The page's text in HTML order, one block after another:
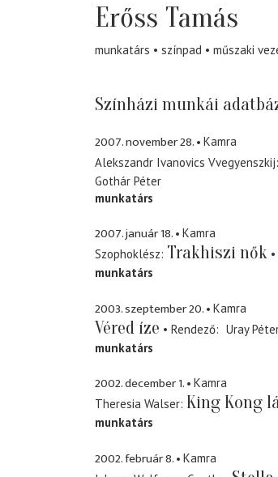
Erőss Tamás
munkatárs színpad műszaki
Színházi munkái
2007. november 28.
Kamra
Alekszandr Ivanovics Vvegyenszkij
Gothár Péter
munkatárs
2007. január 18.
Kamra
Szophoklész Trakhiszi nők
munkatárs
2003. szeptember 20. Kamra
Véred íze Rendező Uray
munkatárs
2002. december 1.
Kamra
Theresia Walser King Kong
munkatárs
2002. február 8.
Kamra